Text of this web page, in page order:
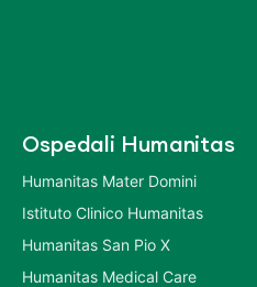
Ospedali Humanitas
Humanitas Mater Domini
Istituto Clinico Humanitas
Humanitas San Pio X
Humanitas Medical Care